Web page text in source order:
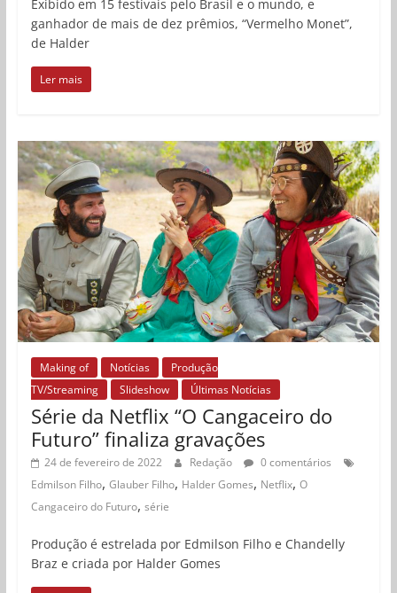
Exibido em 15 festivais pelo Brasil e o mundo, e
ganhador de mais de dez prêmios, “Vermelho Monet”,
de Halder
Ler mais
Making of Notícias
Produção
TV/Streaming
Slideshow Últimas Notícias
Série da Netflix “O Cangaceiro do
Futuro” finaliza gravações
24 de fevereiro de 2022 Redação
0 comentários
Edmilson Filho, Glauber Filho, Halder Gomes, Netflix, O
Cangaceiro do Futuro, série
Produção é estrelada por Edmilson Filho e Chandelly
Braz e criada por Halder Gomes